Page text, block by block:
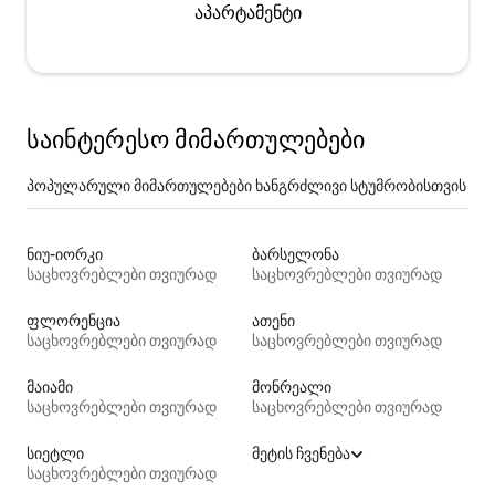
აპარტამენტი
საინტერესო მიმართულებები
პოპულარული მიმართულებები ხანგრძლივი სტუმრობისთვის
ნიუ-იორკი
საცხოვრებლები თვიურად
ბარსელონა
საცხოვრებლები თვიურად
ფლორენცია
საცხოვრებლები თვიურად
ათენი
საცხოვრებლები თვიურად
მაიამი
საცხოვრებლები თვიურად
მონრეალი
საცხოვრებლები თვიურად
სიეტლი
საცხოვრებლები თვიურად
მეტის ჩვენება